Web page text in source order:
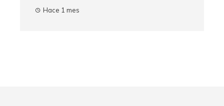
Hace 1 mes